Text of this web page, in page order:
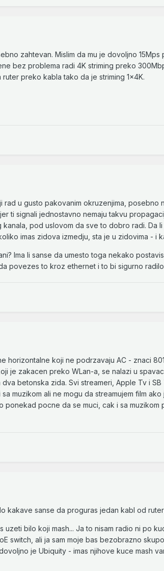
zahtevan. Mislim da mu je dovoljno
bez problema radi 4K striming preko
preko kabla tako da je striming 1x4K.
rad u gusto pakovanim okruzenjima, posebno
ti signali jednostavno nemaju takvu
pod uslovom da sve to dobro radi. Da
imas zidova izmedju, sta je u zidovima - i
Ima li sanse da umesto toga nekako
povezes to kroz ethernet i to bi sigurno
horizontalne koji ne podrzavaju AC - znaci
je zakacen preko WLan-a, se nalazi u
betonska zida. Svi streameri, Apple Tv i
muzikom ali ne mogu da streamujem film
ponekad pocne da se muci, cak i sa muzikom
kakave sanse da proguras jedan kabl od
uzeti bilo koji mash... Ja to nisam radio ni po
switch, ali ja sam moje bas bezobrazno
je Ubiquity - imas njihove kuce mash